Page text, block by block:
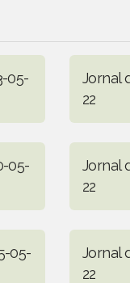
05-
Jornal
22
05-
Jornal
22
05-
Jornal
22